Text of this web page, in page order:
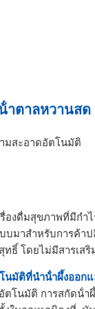
าตาลหวานสด
มสะอาดอัตโนมัติ
รื่องดื่มสุขภาพที่มีกํา
บมาสําหรับการค้า
ทธิ์ โดยไม่มีสารเส
นมัติที่นําน้ําผึ้งออกแ
โนมัติ การสกัดน้ํา